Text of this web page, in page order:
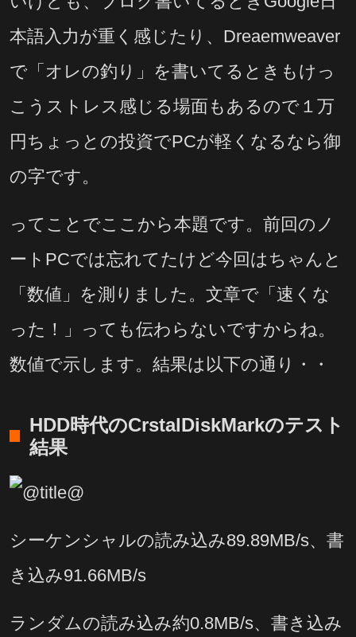
本語入力が重く感じたり、Dreaemweaver
で「オレの釣り」を書いてるときもけっ
こうストレス感じる場面もあるので１万
円ちょっとの投資でPCが軽くなるなら御
の字です。
ってことでここから本題です。前回のノ
ートPCでは忘れてたけど今回はちゃんと
「数値」を測りました。文章で「速くな
った！」っても伝わらないですからね。
数値で示します。結果は以下の通り・・
HDD時代のCrstalDiskMarkのテスト
結果
シーケンシャルの読み込み89.89MB/s、書
き込み91.66MB/s
ランダムの読み込み約0.8MB/s、書き込み